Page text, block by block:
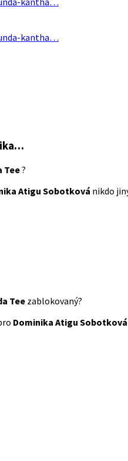
kantha…
Tee?
Atigu Sobotková nikdo
Tee zablokovaný?
Dominika Atigu Sobotková